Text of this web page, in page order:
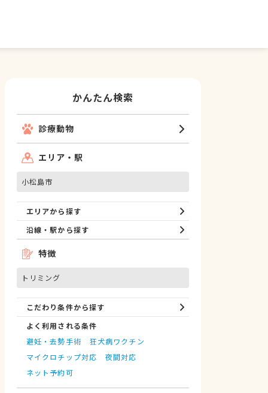
かんたん検索
診療動物
エリア・駅
小松島市
エリアから探す
沿線・駅から探す
特徴
トリミング
こだわり条件から探す
よく利用される条件
避妊・去勢手術
狂犬病ワクチン
マイクロチップ対応
夜間対応
ネット予約可